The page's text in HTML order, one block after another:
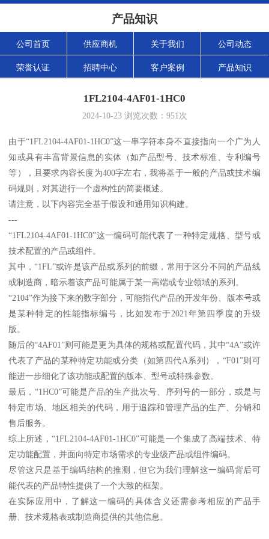
产品知识
公司首页 供应商机 关于我们 公司动态
荣誉认证 招聘中心 客户案例 产品知识
1FL2104-4AF01-1HC0
2024-10-23浏览次数： 951次
由于“1FL2104-4AF01-1HC0”这一串字符本身不直接指向一个广为人
知或具有丰富背景信息的实体（如产品型号、技术标准、专利编号
等），且要求内容长度为400字左右，我将基于一般的产品或技术编
码规则，对其进行一个虚构性的简要概述。
请注意，以下内容完全基于假设和通用知识构建。
---
“1FL2104-4AF01-1HC0”这一编码可能代表了一种特定规格、型号或
技术配置的产品或组件。
其中，“1FL”或许是该产品或系列的前缀，常用于区分不同的产品线
或制造商，暗示着该产品可能属于某一高端或专业领域的系列。
“2104”作为接下来的数字部分，可能指代产品的开发年份、版本号或
是某种特定的性能指标编号，比如发布于2021年第四季度的升级
版。
随后的“4AF01”则可能是更为具体的规格或配置代码，其中“4A”或许
代表了产品的某种特定功能或分类（如第四代A系列），“F01”则可
能进一步细化了该功能或配置的版本、型号或特殊参数。
最后，“1HC0”可能是产品的生产批次号、序列号的一部分，或是与
特定市场、地区相关的代码，用于追踪和管理产品的生产、分销和
售后服务。
综上所述，“1FL2104-4AF01-1HC0”可能是一个集成了高端技术、特
定功能配置，并面向特定市场需求的专业级产品或组件编码。
尽管这只是基于编码结构的推测，但它为我们理解这一编码背后可
能代表的产品特性提供了一个大致的框架。
在实际应用中，了解这一编码的具体含义还需参考相应的产品手
册、技术规格表或制造商提供的其他信息。